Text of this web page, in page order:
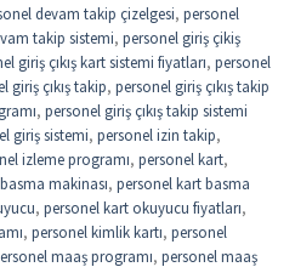
devam takip çizelgesi, personel
takip sistemi, personel giriş çikiş
giriş çıkış kart sistemi fiyatları, personel
giriş çıkış takip, personel giriş çıkış takip
, personel giriş çıkış takip sistemi
giriş sistemi, personel izin takip,
izleme programı, personel kart,
makinası, personel kart basma
, personel kart okuyucu fiyatları,
, personel kimlik kartı, personel
maaş programı, personel maaş